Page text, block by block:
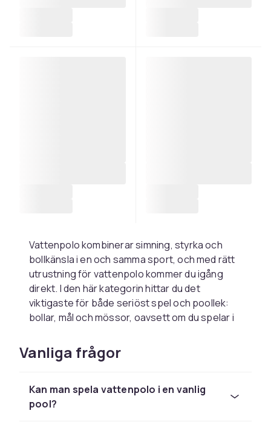
Vattenpolo kombinerar simning, styrka och
bollkänsla i en och samma sport, och med rätt
utrustning för vattenpolo kommer du igång
direkt. I den här kategorin hittar du det
viktigaste för både seriöst spel och poollek:
bollar, mål och mössor, oavsett om du spelar i
Bollen är hjärtat i spelet. En vattenpoloboll har
en speciell greppyta som gör att den går att
blöt. Storlek 5 är standard för herrar, storlek 4
för damer och ungdomar och storlek 3 passar
Vanliga frågor
Kan man spela vattenpolo i en vanlig
pool?